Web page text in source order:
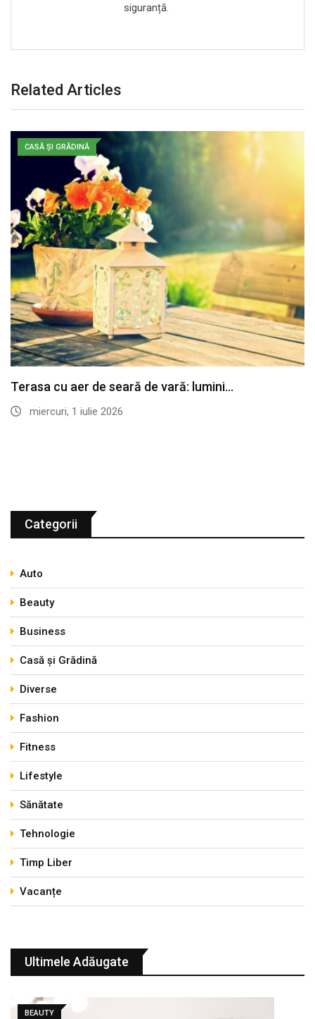
siguranță.
Related Articles
CASĂ ȘI GRĂDINĂ
Terasa cu aer de seară de vară: lumini…
miercuri, 1 iulie 2026
Categorii
Auto
Beauty
Business
Casă și Grădină
Diverse
Fashion
Fitness
Lifestyle
Sănătate
Tehnologie
Timp Liber
Vacanțe
Ultimele Adăugate
BEAUTY